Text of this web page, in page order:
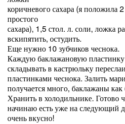
коричневого сахара (я положила
простого
сахара), 1,5 стол. л. соли, ложка
вскипятить, остудить.
Еще нужно 10 зубчиков чеснока.
Каждую баклажановую
складывать в кастрюльку
пластинками чеснока. Залить
получается много, баклажаны
Хранить в холодильнике. Готово
начинаю есть уже на следующий
очень вкусно!